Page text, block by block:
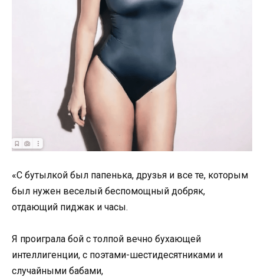
«С бутылкой был папенька, друзья и все те, которым
был нужен веселый беспомощный добряк,
отдающий пиджак и часы.
Я проиграла бой с толпой вечно бухающей
интеллигенции, с поэтами-шестидесятниками и
случайными бабами,